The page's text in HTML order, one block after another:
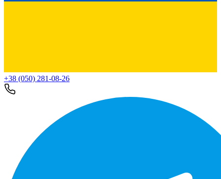
+38 (050) 281-08-26